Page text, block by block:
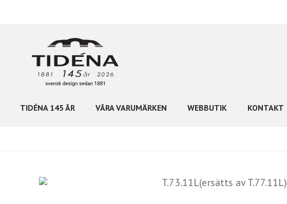
TIDÉNA 145 ÅR VÅRA VARUMÄRKEN WEBBUTIK KONTAKT
T.73.11L(ersätts av T.77.11L)